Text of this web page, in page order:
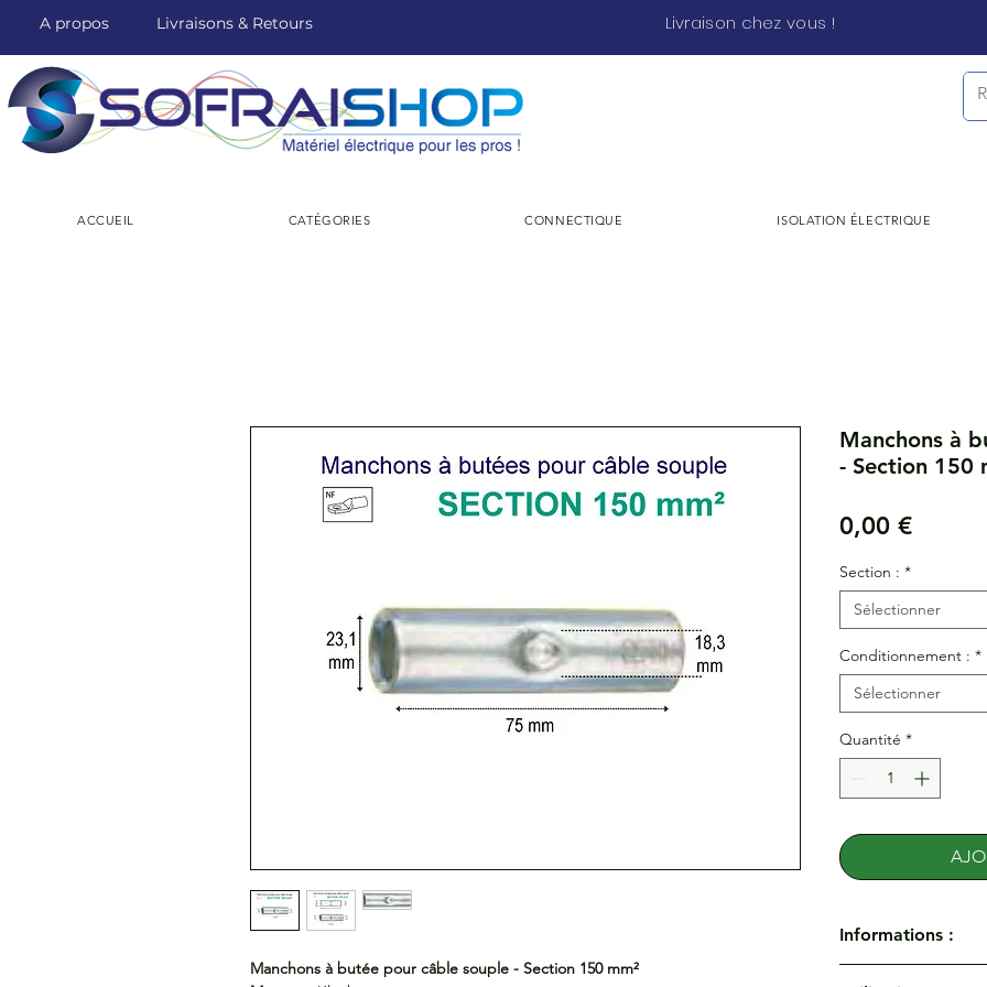
A propos Livraisons & Retours Livraison chez vous !
ACCUEIL CATÉGORIES CONNECTIQUE ISOLATION ÉLECTRIQUE
Manchons à butée pour câble souple - Section 150 mm²
Manchons à
- Section 150
0,00 €Prix
Section : *
Sélectionner
Conditionnement : *
Sélectionner
Quantité *
Informations :